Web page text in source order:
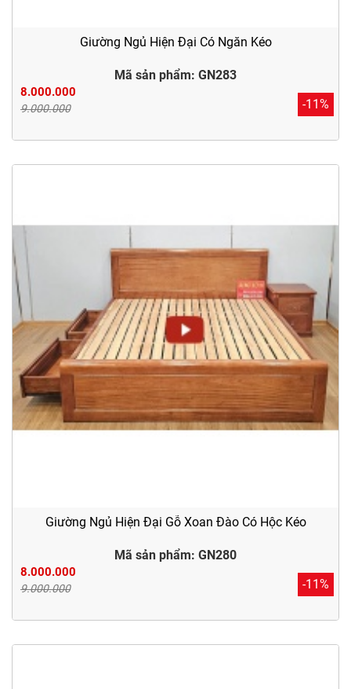
Giường Ngủ Hiện Đại Có Ngăn Kéo
Mã sản phẩm: GN283
8.000.000
9.000.000 -11%
Giường Ngủ Hiện Đại Gỗ Xoan Đào Có Hộc Kéo
Mã sản phẩm: GN280
8.000.000
9.000.000 -11%